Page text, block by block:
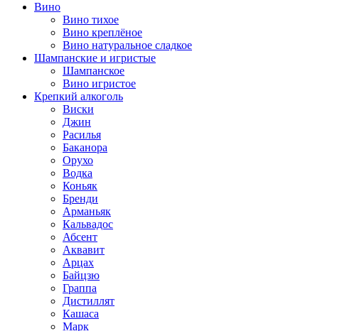
Вино
Вино тихое
Вино креплёное
Вино натуральное сладкое
Шампанские и игристые
Шампанское
Вино игристое
Крепкий алкоголь
Виски
Джин
Расилья
Баканора
Орухо
Водка
Коньяк
Бренди
Арманьяк
Кальвадос
Абсент
Аквавит
Арцах
Байцзю
Граппа
Дистиллят
Кашаса
Марк